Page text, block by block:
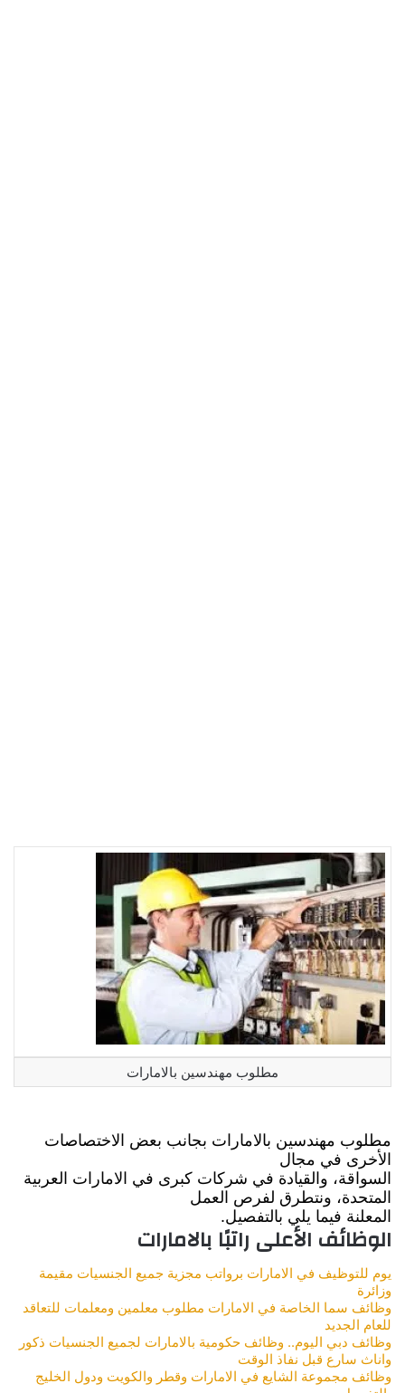
مطلوب مهندسين بالامارات
مطلوب مهندسين بالامارات بجانب بعض الاختصاصات
الأخرى في مجال
السواقة، والقيادة في شركات كبرى في الامارات العربية
المتحدة، ونتطرق لفرص العمل
المعلنة فيما يلي بالتفصيل.
الوظائف الأعلى راتبًا بالامارات
يوم للتوظيف في الامارات برواتب مجزية جميع الجنسيات مقيمة
وزائرة
وظائف سما الخاصة في الامارات مطلوب معلمين ومعلمات للتعاقد
للعام الجديد
وظائف دبي اليوم.. وظائف حكومية بالامارات لجميع الجنسيات ذكور
واناث سارع قبل نفاذ الوقت
وظائف مجموعة الشايع في الامارات وقطر والكويت ودول الخليج